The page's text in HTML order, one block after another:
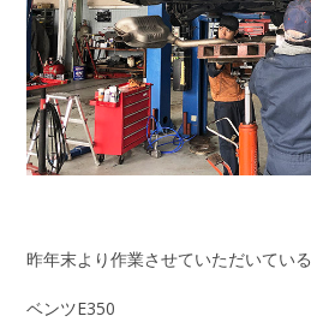
昨年末より作業させていただいている
ベンツE350